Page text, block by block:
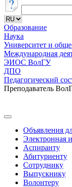
Образование
Наука
Университет и
Международная
ЭИОС ВолГУ
ДПО
Педагогический
Преподаватель
Объявления
Электронная
Аспиранту
Абитуриенту
Сотруднику
Выпускнику
Волонтеру